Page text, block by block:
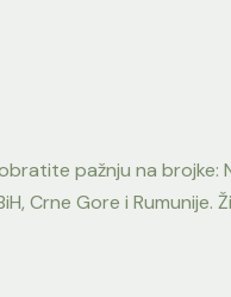
pažnju na brojke:
Gore i Rumunije.